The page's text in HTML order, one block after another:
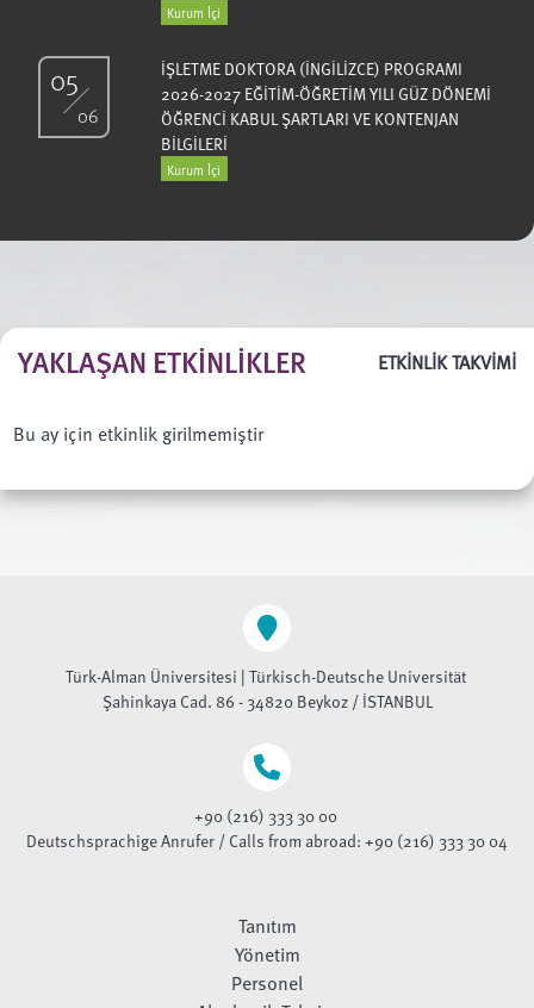
Kurum İçi
05
06
İŞLETME DOKTORA (İNGİLİZCE) PROGRAMI
2026-2027 EĞİTİM-ÖĞRETİM YILI GÜZ DÖNEMİ
ÖĞRENCİ KABUL ŞARTLARI VE KONTENJAN
BİLGİLERİ
Kurum İçi
YAKLAŞAN ETKINLIKLER ETKİNLİK TAKVİMİ
Bu ay için etkinlik girilmemiştir
Türk-Alman Üniversitesi | Türkisch-Deutsche Universität
Şahinkaya Cad. 86 - 34820 Beykoz / İSTANBUL
+90 (216) 333 30 00
Deutschsprachige Anrufer / Calls from abroad: +90 (216) 333 30 04
Tanıtım
Yönetim
Personel